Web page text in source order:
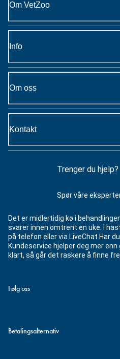
Om VetZoo
Info
Om oss
Kontakt
Trenger du hjelp?
Spør våre
Det er midlertidig kø i
svarer innen omtrent en uke. I
på telefon eller via LiveChat Har
Kundeservice hjelper deg mer
klart, så går det raskere å finne
Følg oss
Betalingsalternativ